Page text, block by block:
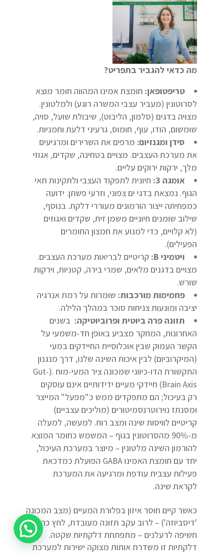
מה כדאי להגביר בתפריט?
טריפטופאן: חומצת אמינו המהווה חומר מוצא
לסרוטונין (מעביר עצבי המשרה רוגע) ולמלטונין.
מצויה בדגים (סלמון, הליבוט), שיבולת שועל, סויה,
שומשום, הודו, עוף, חומוס, גרעיני דלעת וחמניות.
סידן ומגנזיום: מרפים את השרירים ומרגיעים
את מערכת העצבים. מצויים בטחינה, שקדים, אגוזי
מלך, ירקות ירוקים עליים.
אומגה 3:
חיונית לתפקוד העצבי ולתקינות תאי
הגוף. נמצאת בדגי ים צפוני, וזרעי פשתן. ידועה
כמפחיתה ייצור הורמונים מעוררי דלקת. בנוסף,
שילוב שומנים חיוניים משמן זית, שקדים ואגוזים
(לא קלויים, כדי למנוע את חמצון החומרים
הפעילים).
ויטמיני B
: קריטיים לבריאות מערכת העצבים.
מצויים בדגנים מלאים, שמרי בירה, קטניות, וירקות
שורש.
פחמימות מורכבות: שומרות על רמת אנרגיה
יציבה ומונעות צניחות סוכר במהלך הלילה.
תזונה פרה ביוטית ופרוביוטיקה: בשנים
האחרונות, המחקר מצביע באופן חד-משמעי על
הקשר העמוק שבין אוכלוסיית החיידקים במעי
(המיקרוביום) לבין איכות השינה שלנו, דרך מנגנון
התקשורת הדו-כיווני שמכונה ציר המעי-מוח .(Gut-
Brain Axis) חיידקי מעיים ידידותיים אינם עוסקים
רק בעיכול; הם מתפקדים ממש כ"מפעל" המייצר
ומסנתז נוירוטרנסמיטורים (מוליכים עצביים)
קריטיים לוויסות שינה ומצב רוח. למעשה, למעלה
מ-90% מהסרוטונין בגוף – המשמש כחומר המוצא
להורמון השינה מלטונין – מיוצר במערכת העיכול,
יחד עם חומצת האמינו GABA הפועלת כמדכאת
פעילות עצבית עודפת ומרגיעה את המערכת
לקראת שינה.
כאשר קיים חוסר איזון בפלורת המעיים (מצב המכונה
'דיסביוזה') – לרוב עקב תזונה מעובדת, לחץ כרוני או
חשיפה לרעלנים – מתפתחת דלקתיות שקטה.
דלקתיות זו משדרת אותות מצוקה ישירות למערכת